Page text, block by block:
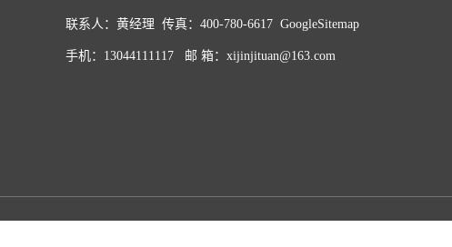
联系人：黄经理 传真：400-780-6617 GoogleSitemap
手机：13044111117 邮 箱：xijinjituan@163.com